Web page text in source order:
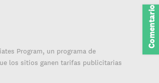
Program, un programa de
los sitios ganen tarifas publicitarias
Comentarios